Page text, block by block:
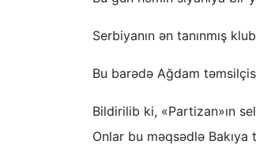
Serbiyanın ən tanınmış
Bu barədə Ağdam
Bildirilib ki, «Partizan»ın
Onlar bu məqsədlə